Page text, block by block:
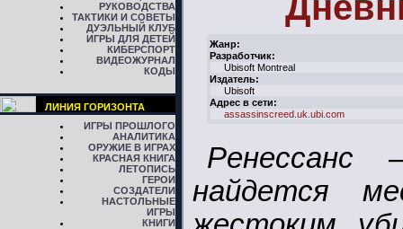
РУКОВОДСТВА
ТАКТИКИ И СОВЕТЫ
ДУЭЛЬНЫЙ КЛУБ
ИГРЫ ДЛЯ ДЕТЕЙ
КИБЕРСПОРТ
ВИДЕОЖУРНАЛ
КОДЫ
ЛИНИЯ ГОРИЗОНТА
ИГРЫ ПРОШЛОГО
АНАЛИТИКА
ОРУЖИЕ В ИГРАХ
КРАСНАЯ КНИГА
ЛЕТОПИСЬ
ГЕРОИ
СОЗДАТЕЛИ
НАСТОЛЬНЫЕ
ИГРЫ
КНИГИ
Жанр:
Разработчик:
Ubisoft Montreal
Издатель:
Ubisoft
Адрес в сети:
assassinscreed.uk.ubi.com
Ренессанс
найдется